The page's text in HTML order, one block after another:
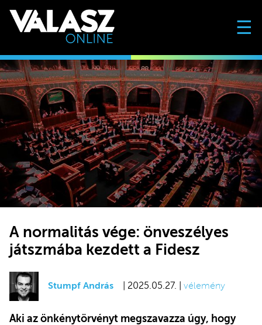
☰
A normalitás vége: önveszélyes
játszmába kezdett a Fidesz
Stumpf András | 2025.05.27. | vélemény
Aki az önkénytörvényt megszavazza úgy, hogy